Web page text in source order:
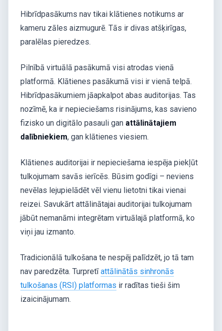
Hibrīdpasākums nav tikai klātienes notikums ar
kameru zāles aizmugurē. Tās ir divas atšķirīgas,
paralēlas pieredzes.
Pilnībā virtuālā pasākumā visi atrodas vienā
platformā. Klātienes pasākumā visi ir vienā telpā.
Hibrīdpasākumiem jāapkalpot abas auditorijas. Tas
nozīmē, ka ir nepieciešams risinājums, kas savieno
fizisko un digitālo pasauli gan attālinātajiem
dalībniekiem, gan klātienes viesiem.
Klātienes auditorijai ir nepieciešama iespēja piekļūt
tulkojumam savās ierīcēs. Būsim godīgi – neviens
nevēlas lejupielādēt vēl vienu lietotni tikai vienai
reizei. Savukārt attālinātajai auditorijai tulkojumam
jābūt nemanāmi integrētam virtuālajā platformā, ko
viņi jau izmanto.
Tradicionālā tulkošana te nespēj palīdzēt, jo tā tam
nav paredzēta. Turpretīattālinātās sinhronās
tulkošanas (RSI) platformas ir radītas tieši šim
izaicinājumam.